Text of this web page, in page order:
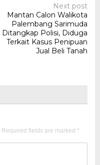
Next post
Mantan Calon Walikota
Palembang Sarimuda
Ditangkap Polisi, Diduga
Terkait Kasus Penipuan
Jual Beli Tanah
Required fields are marked *